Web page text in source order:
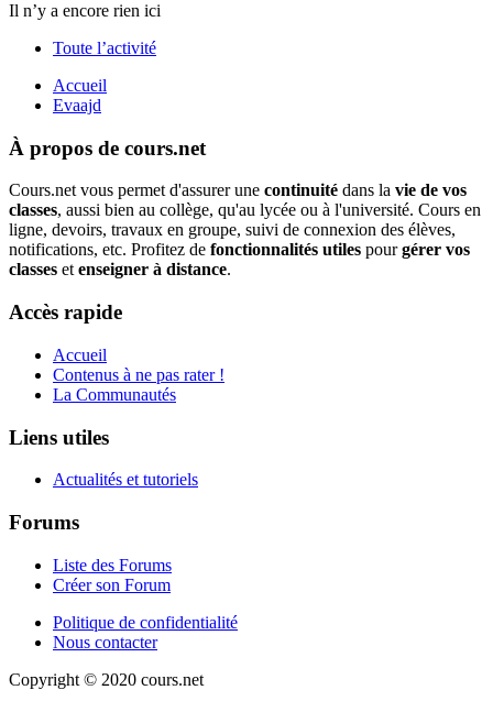
Il n’y a encore rien ici
Toute l’activité
Accueil
Evaajd
À propos de cours.net
Cours.net vous permet d'assurer une continuité dans la vie de vos
classes, aussi bien au collège, qu'au lycée ou à l'université. Cours en
ligne, devoirs, travaux en groupe, suivi de connexion des élèves,
notifications, etc. Profitez de fonctionnalités utiles pourgérer vos
classes etenseigner à distance.
Accès rapide
Accueil
Contenus à ne pas rater !
La Communautés
Liens utiles
Actualités et tutoriels
Forums
Liste des Forums
Créer son Forum
Politique de confidentialité
Nous contacter
Copyright © 2020 cours.net